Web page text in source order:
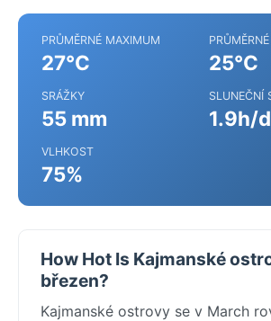
PRŮMĚRNÉ MAXIMUM
27°C 25°C
SRÁŽKY
55 mm
SLUNEČNÍ
1.9h/
VLHKOST
75%
How Hot Is Kajmanské
březen?
Kajmanské ostrovy se v March